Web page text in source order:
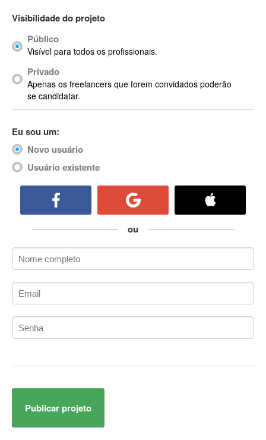
Acrobat
Acrobat X
Acronis
ACT
ActionScript
ActionScript 3
Active Directory
ActiveX Data Objects (ADO)
ADK
Administração Acadêmica
Administração de Artistas e Repertórios
Administração de Banco de Dados
Administração de Redes
Administrador de Sistemas
Adobe After Effects
Adobe AIR
Visibilidade do projeto
Público
Visível para todos os profissionais.
Privado
Apenas os freelancers que forem convidados poderão
se candidatar.
Eu sou um:
Novo usuário
Usuário existente
ou
Publicar projeto